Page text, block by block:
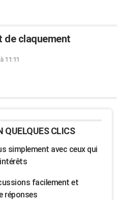
claquement
11:11
QUELQUES CLICS
simplement avec ceux qui
facilement et
réponses